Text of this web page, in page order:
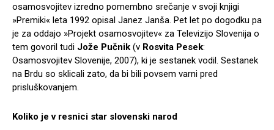
osamosvojitev izredno pomembno srečanje v svoji knjigi
»Premiki« leta 1992 opisal Janez Janša. Pet let po dogodku pa
je za oddajo »Projekt osamosvojitev« za Televizijo Slovenija o
tem govoril tudi Jože Pučnik (v Rosvita Pesek:
Osamosvojitev Slovenije, 2007), ki je sestanek vodil. Sestanek
na Brdu so sklicali zato, da bi bili povsem varni pred
prisluškovanjem.
Koliko je v resnici star slovenski narod